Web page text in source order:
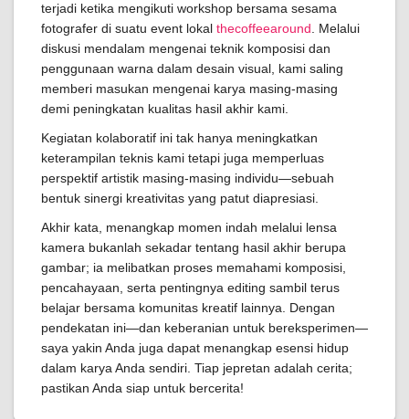
terjadi ketika mengikuti workshop bersama sesama
fotografer di suatu event lokal thecoffeearound . Melalui
diskusi mendalam mengenai teknik komposisi dan
penggunaan warna dalam desain visual, kami saling
memberi masukan mengenai karya masing-masing
demi peningkatan kualitas hasil akhir kami.
Kegiatan kolaboratif ini tak hanya meningkatkan
keterampilan teknis kami tetapi juga memperluas
perspektif artistik masing-masing individu—sebuah
bentuk sinergi kreativitas yang patut diapresiasi.
Akhir kata, menangkap momen indah melalui lensa
kamera bukanlah sekadar tentang hasil akhir berupa
gambar; ia melibatkan proses memahami komposisi,
pencahayaan, serta pentingnya editing sambil terus
belajar bersama komunitas kreatif lainnya. Dengan
pendekatan ini—dan keberanian untuk bereksperimen—
saya yakin Anda juga dapat menangkap esensi hidup
dalam karya Anda sendiri. Tiap jepretan adalah cerita;
pastikan Anda siap untuk bercerita!